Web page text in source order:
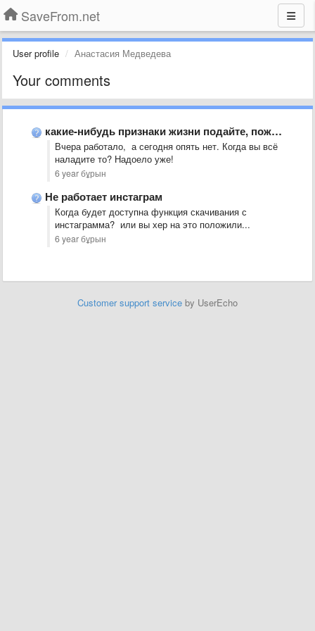
SaveFrom.net
User profile Анастасия Медведева
Your comments
какие-нибудь признаки жизни подайте, пожалуйста. когда загрузка в инсте заработает?
Вчера работало, а сегодня опять нет. Когда вы всё
наладите то? Надоело уже!
6 year бұрын
Не работает инстаграм
Когда будет доступна функция скачивания с
инстаграмма? или вы хер на это положили...
6 year бұрын
Customer support service by UserEcho